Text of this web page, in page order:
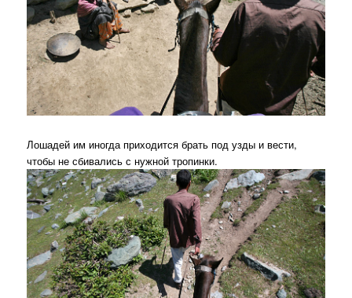
Лошадей им иногда приходится брать под узды и вести,
чтобы не сбивались с нужной тропинки.